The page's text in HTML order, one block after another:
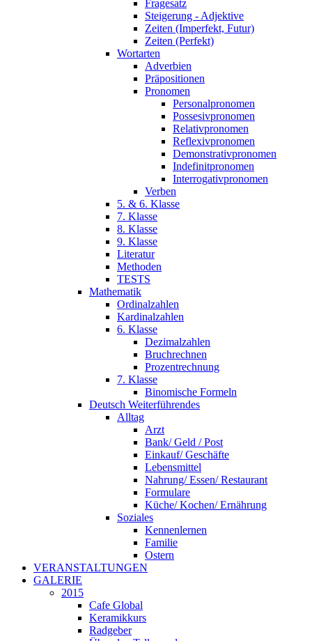
Fragesatz
Steigerung - Adjektive
Zeiten (Imperfekt, Futur)
Zeiten (Perfekt)
Wortarten
Adverbien
Präpositionen
Pronomen
Personalpronomen
Possesivpronomen
Relativpronomen
Reflexivpronomen
Demonstrativpronomen
Indefinitpronomen
Interrogativpronomen
Verben
5. & 6. Klasse
7. Klasse
8. Klasse
9. Klasse
Literatur
Methoden
TESTS
Mathematik
Ordinalzahlen
Kardinalzahlen
6. Klasse
Dezimalzahlen
Bruchrechnen
Prozentrechnung
7. Klasse
Binomische Formeln
Deutsch Weiterführendes
Alltag
Arzt
Bank/ Geld / Post
Einkauf/ Geschäfte
Lebensmittel
Nahrung/ Essen/ Restaurant
Formulare
Küche/ Kochen/ Ernährung
Soziales
Kennenlernen
Familie
Ostern
VERANSTALTUNGEN
GALERIE
2015
Cafe Global
Keramikkurs
Radgeber